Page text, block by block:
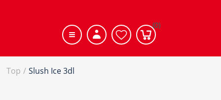
(0)
Top / Slush Ice 3dl